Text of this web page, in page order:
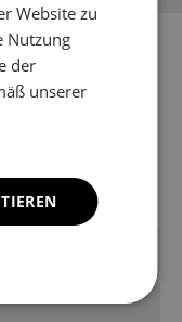
den Katalog des
für Ihr Modell zu
Website zu
Nutzung
der
unserer